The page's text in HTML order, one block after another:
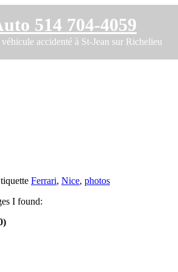
514 704-4059
accidenté à St-Jean sur Richelieu
Ferrari, Nice, photos
I found: